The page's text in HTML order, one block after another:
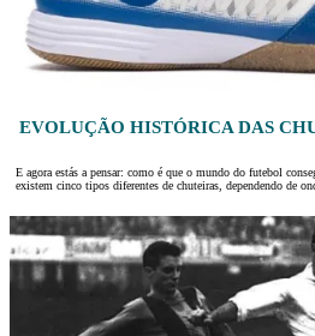
EVOLUÇÃO HISTÓRICA DAS
E agora estás a pensar: como é que o mundo do futebol
existem cinco tipos diferentes de chuteiras, dependendo de